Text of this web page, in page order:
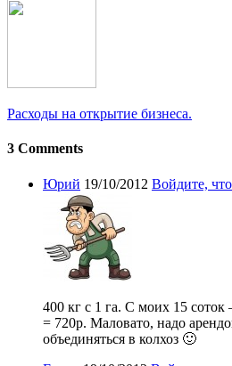
Расходы на открытие бизнеса.
3 Comments
Юрий 19/10/2012 Войдите,
400 кг с 1 га. С моих 15
= 720р. Маловато, надо
объединяться в колхоз 🙂